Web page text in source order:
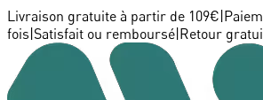
Livraison gratuite à partir de 109€
fois Satisfait ou remboursé Retour